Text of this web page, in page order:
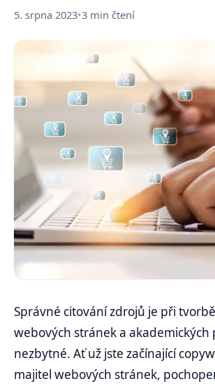
5. srpna 2023•3 min čtení
Správné citování zdrojů je při
webových stránek a akademických
nezbytné. Ať už jste začínající
majitel webových stránek,